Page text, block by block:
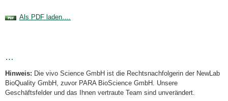
Als PDF laden….
…
Hinweis: Die vivo Science GmbH ist die Rechtsnachfolgerin der NewLab
BioQuality GmbH, zuvor PARA BioScience GmbH. Unsere
Geschäftsfelder und das Ihnen vertraute Team sind unverändert.